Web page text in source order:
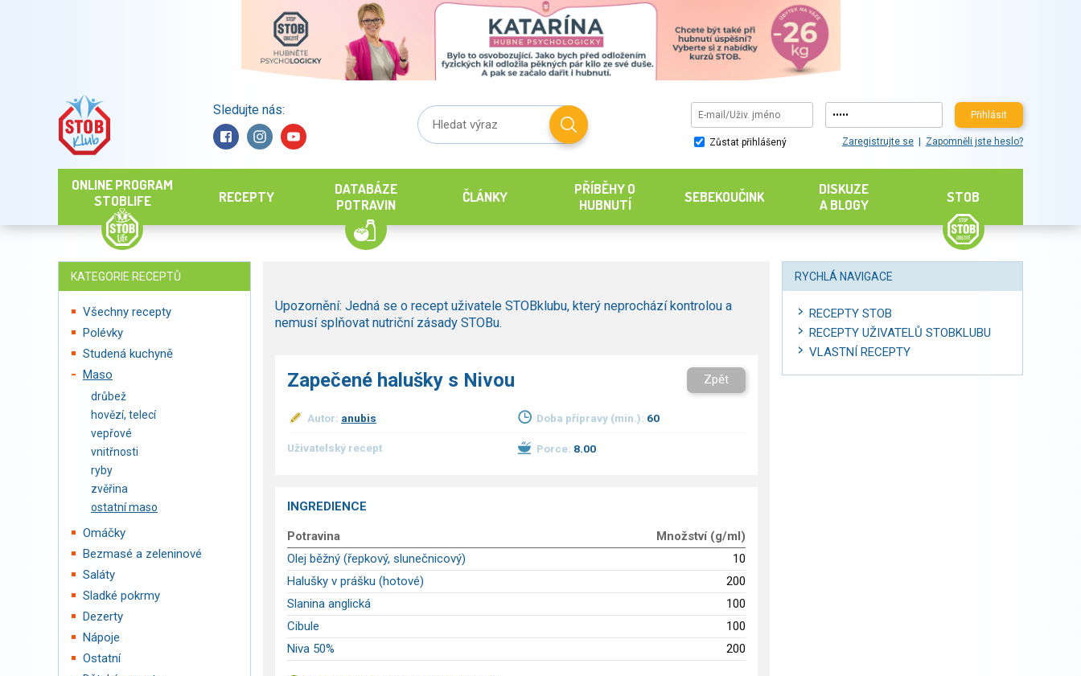
Sledujte nás: Přihlásit
Zůstat přihlášený Zaregistrujte se Zapomněli jste heslo?
ONLINE PROGRAM
STOBLIFE
RECEPTY
DATABÁZE
POTRAVIN
ČLÁNKY
PŘÍBĚHY O
HUBNUTÍ
SEBEKOUČINK
DISKUZE
A BLOGY
STOB
KATEGORIE RECEPTŮ
Všechny recepty
Polévky
Studená kuchyně
Maso
drůbež
hovězí, telecí
vepřové
vnitřnosti
ryby
zvěřina
ostatní maso
Omáčky
Bezmasé a zeleninové
Saláty
Sladké pokrmy
Dezerty
Nápoje
Ostatní
Upozornění: Jedná se o recept uživatele STOBklubu, který neprochází kontrolou a
nemusí splňovat nutriční zásady STOBu.
Zapečené halušky s Nivou Zpět
Autor: anubis Doba přípravy (min.): 60
Uživatelský recept Porce: 8.00
INGREDIENCE
Potravina
Množství (g/ml)
Olej běžný (řepkový, slunečnicový)
10
Halušky v prášku (hotové)
200
Slanina anglická
100
Cibule
100
Niva 50%
200
RYCHLÁ NAVIGACE
RECEPTY STOB
RECEPTY UŽIVATELŮ STOBKLUBU
VLASTNÍ RECEPTY